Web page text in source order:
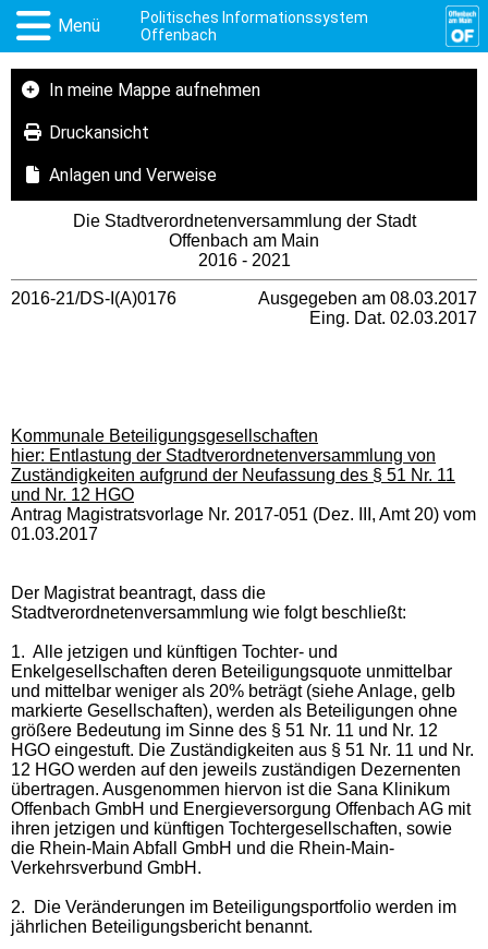
Menü
Politisches Informationssystem
Offenbach
In meine Mappe aufnehmen
Druckansicht
Anlagen und Verweise
Die Stadtverordnetenversammlung der Stadt
Offenbach am Main
2016 - 2021
2016-21/DS-I(A)0176
Ausgegeben am 08.03.2017
Eing. Dat. 02.03.2017
Kommunale Beteiligungsgesellschaften
hier: Entlastung der Stadtverordnetenversammlung von
Zuständigkeiten aufgrund der Neufassung des § 51 Nr. 11
und Nr. 12 HGO
Antrag Magistratsvorlage Nr. 2017-051 (Dez. III, Amt 20) vom
01.03.2017
Der Magistrat beantragt, dass die
Stadtverordnetenversammlung wie folgt beschließt:
1. Alle jetzigen und künftigen Tochter- und
Enkelgesellschaften deren Beteiligungsquote unmittelbar
und mittelbar weniger als 20% beträgt (siehe Anlage, gelb
markierte Gesellschaften), werden als Beteiligungen ohne
größere Bedeutung im Sinne des § 51 Nr. 11 und Nr. 12
HGO eingestuft. Die Zuständigkeiten aus § 51 Nr. 11 und Nr.
12 HGO werden auf den jeweils zuständigen Dezernenten
übertragen. Ausgenommen hiervon ist die Sana Klinikum
Offenbach GmbH und Energieversorgung Offenbach AG mit
ihren jetzigen und künftigen Tochtergesellschaften, sowie
die Rhein-Main Abfall GmbH und die Rhein-Main-
Verkehrsverbund GmbH.
2.
Die Veränderungen im Beteiligungsportfolio werden im
jährlichen Beteiligungsbericht benannt.